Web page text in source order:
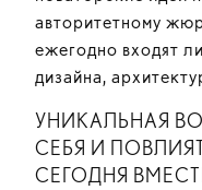
авторитетному
ежегодно входят
дизайна,
УНИКАЛЬНАЯ
СЕБЯ И
СЕГОДНЯ